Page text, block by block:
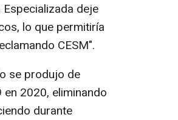
deje
lo que permitiría
CESM".
se produjo de
2020, eliminando
durante